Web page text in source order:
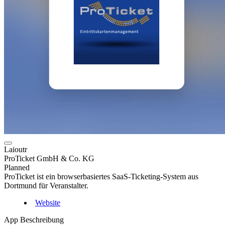
Laioutr
ProTicket GmbH & Co. KG
Planned
ProTicket ist ein browserbasiertes SaaS-Ticketing-System aus
Dortmund für Veranstalter.
Website
App Beschreibung